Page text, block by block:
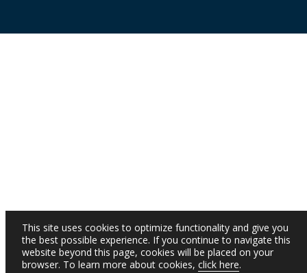
This site uses cookies to optimize functionality and give you
the best possible experience. If you continue to navigate this
website beyond this page, cookies will be placed on your
browser. To learn more about cookies, click here.